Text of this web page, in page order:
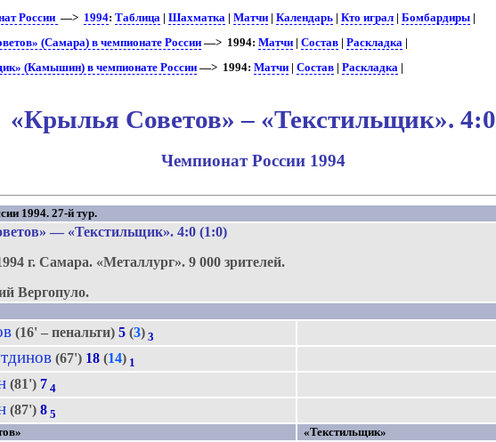
России —> 1994:Таблица |Шахматка |Матчи |Календарь |Кто играл |Бомбардиры
(Самара) в чемпионате России —> 1994:Матчи |Состав |Раскладка |
(Камышин) в чемпионате России —> 1994:Матчи |Состав |Раскладка |
«Крылья Советов» – «Текстильщик». 4:0
Чемпионат России 1994
1994. 27-й тур.
— «Текстильщик». 4:0 (1:0)
г.Самара. «Металлург».9 000 зрителей.
Вергопуло.
(16' – пенальти)5 (3) 3
(67') 18 (14) 1
(81') 7 4
(87')8 5
«Текстильщик»